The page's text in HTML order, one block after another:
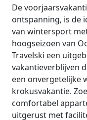
De
ontspanning, is de
van wintersport
hoogseizoen van
Travelski een
vakantieverblijven
een onvergetelijke
krokusvakantie.
comfortabel
uitgerust met